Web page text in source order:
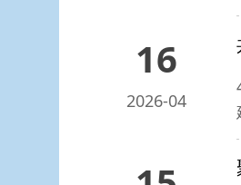
16
2026-04